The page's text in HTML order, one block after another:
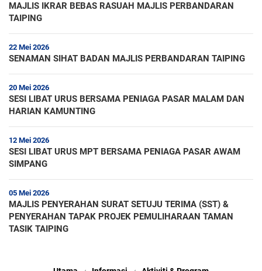
MAJLIS IKRAR BEBAS RASUAH MAJLIS PERBANDARAN
TAIPING
22 Mei 2026
SENAMAN SIHAT BADAN MAJLIS PERBANDARAN TAIPING
20 Mei 2026
SESI LIBAT URUS BERSAMA PENIAGA PASAR MALAM DAN
HARIAN KAMUNTING
12 Mei 2026
SESI LIBAT URUS MPT BERSAMA PENIAGA PASAR AWAM
SIMPANG
05 Mei 2026
MAJLIS PENYERAHAN SURAT SETUJU TERIMA (SST) &
PENYERAHAN TAPAK PROJEK PEMULIHARAAN TAMAN
TASIK TAIPING